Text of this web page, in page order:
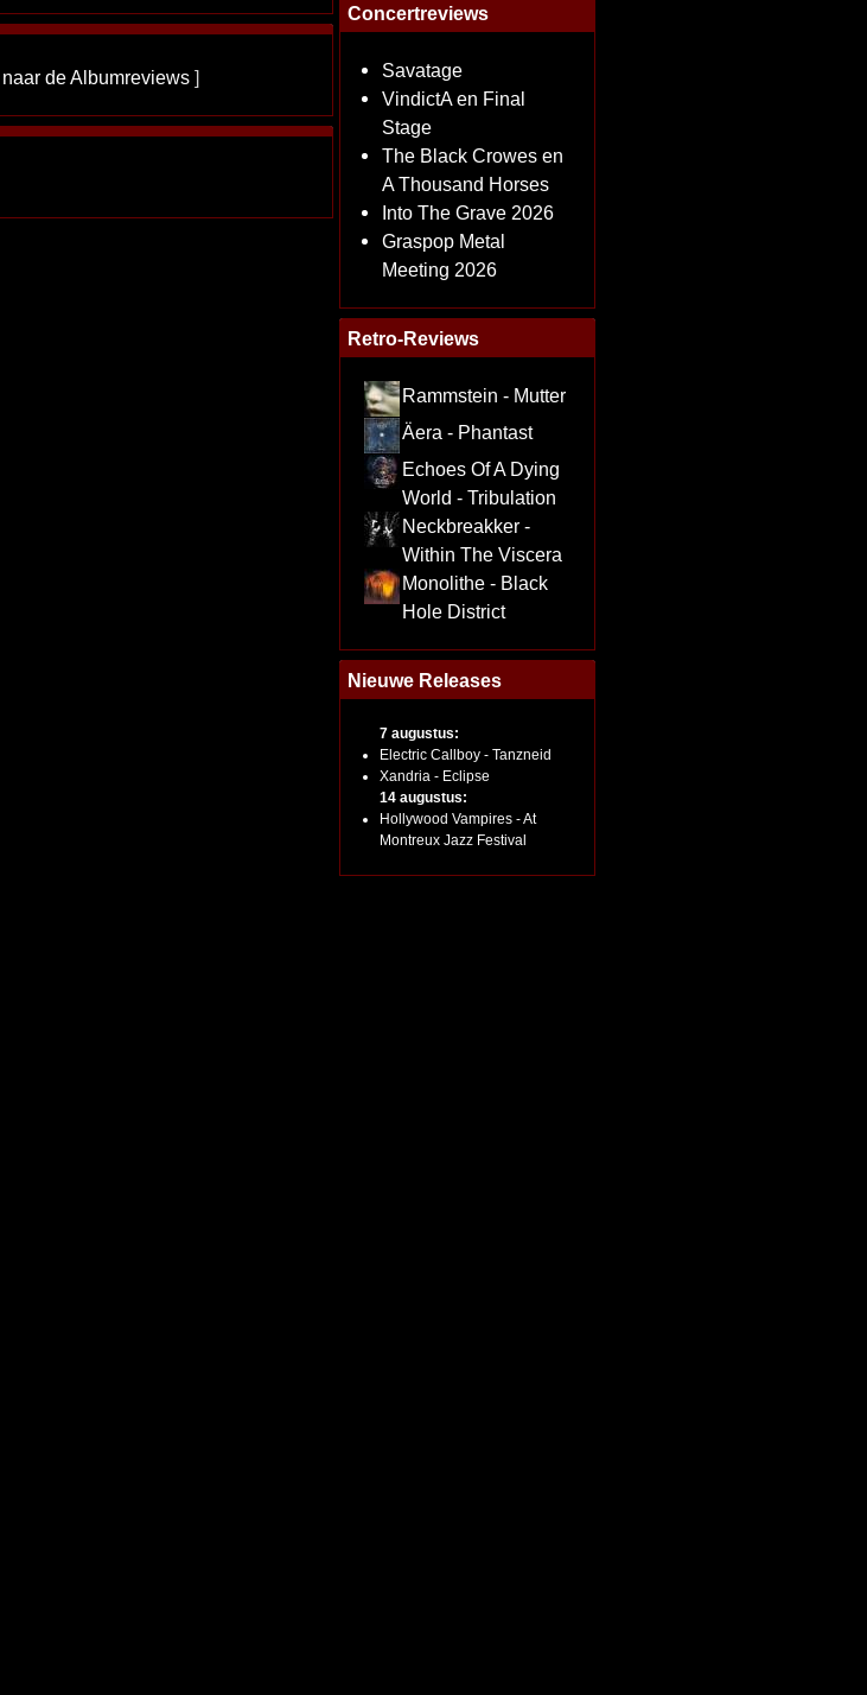
de Albumreviews ]
Concertreviews
Savatage
VindictA en Final
Stage
The Black Crowes en
A Thousand Horses
Into The Grave 2026
Graspop Metal
Meeting 2026
Retro-Reviews
Rammstein - Mutter
Äera - Phantast
Echoes Of A Dying
World - Tribulation
Neckbreakker -
Within The Viscera
Monolithe - Black
Hole District
Nieuwe Releases
7 augustus:
Electric Callboy - Tanzneid
Xandria - Eclipse
14 augustus:
Hollywood Vampires - At
Montreux Jazz Festival